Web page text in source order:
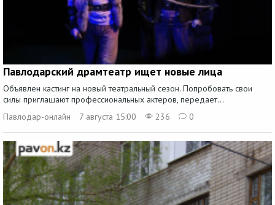
Павлодарский драмтеатр ищет новые лица
Объявлен кастинг на новый театральный сезон. Попробовать свои
силы приглашают профессиональных актеров, передает...
Павлодар-онлайн
7 августа 15:00 236 0